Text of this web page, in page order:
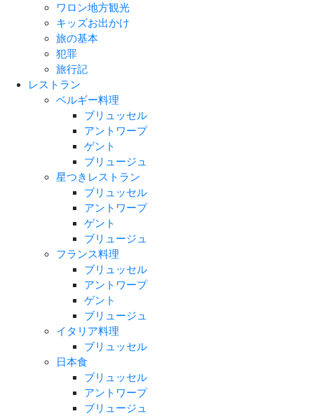
ワロン地方観光
キッズお出かけ
旅の基本
犯罪
旅行記
レストラン
ベルギー料理
ブリュッセル
アントワープ
ゲント
ブリュージュ
星つきレストラン
ブリュッセル
アントワープ
ゲント
ブリュージュ
フランス料理
ブリュッセル
アントワープ
ゲント
ブリュージュ
イタリア料理
ブリュッセル
日本食
ブリュッセル
アントワープ
ブリュージュ